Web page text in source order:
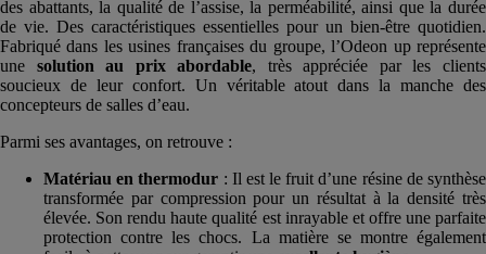
des abattants, la qualité de l’assise, la perméabilité, ainsi que la durée
de vie. Des caractéristiques essentielles pour un bien-être quotidien.
Fabriqué dans les usines françaises du groupe, l’Odeon up représente
une solution au prix abordable, très appréciée par les clients
soucieux de leur confort. Un véritable atout dans la manche des
concepteurs de salles d’eau.
Parmi ses avantages, on retrouve :
Matériau enthermodur : Il est le fruit d’une résine de synthèse
transformée par compression pour un résultat à la densité très
élevée. Son rendu haute qualité est inrayable et offre une parfaite
protection contre les chocs. La matière se montre également